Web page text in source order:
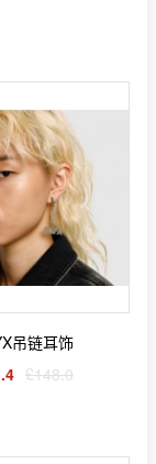
吊链耳饰
£148.0